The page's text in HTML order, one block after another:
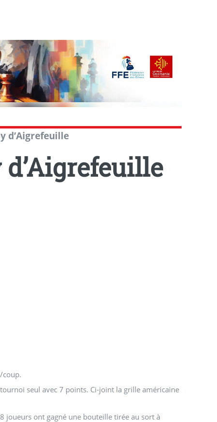
d’Aigrefeuille
coup.
seul avec 7 points. Ci-joint la grille américaine
joueurs ont gagné une bouteille tirée au sort à